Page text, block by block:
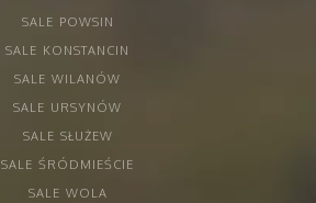
SALE POWSIN
SALE KONSTANCIN
SALE WILANÓW
SALE URSYNÓW
SALE SŁUŻEW
SALE ŚRÓDMIEŚCIE
SALE WOLA